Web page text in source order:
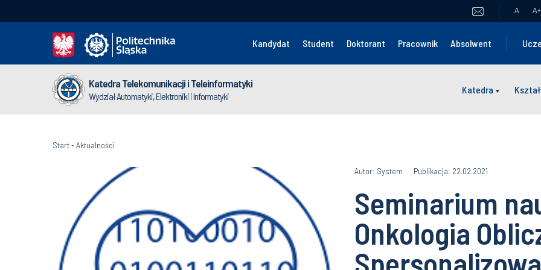
A A+
Kandydat Student Doktorant Pracownik Absolwent
Katedra Telekomunikacji i Teleinformatyki
Wydział Automatyki, Elektroniki i Informatyki
Katedra
Start-Aktualności
Autor: System Publikacja: 22.02.2021
Seminarium
Onkologia